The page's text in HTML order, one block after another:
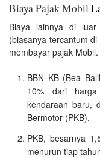
Biaya Pajak Mobil
Biaya lainnya di luar
(biasanya tercantum
membayar pajak Mobil.
BBN KB (Bea
10% dari
kendaraan baru,
Bermotor (PKB).
PKB, besarnya
menurun tiap